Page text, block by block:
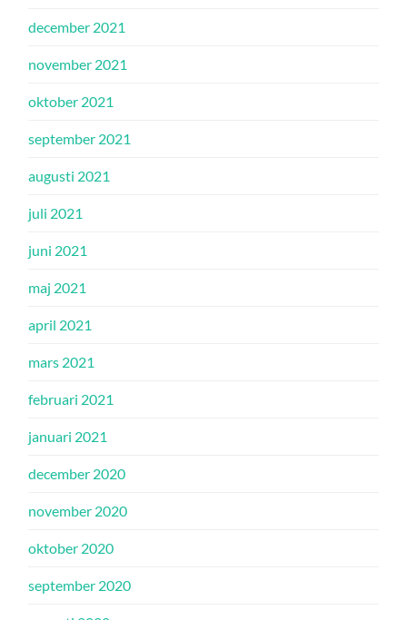
december 2021
november 2021
oktober 2021
september 2021
augusti 2021
juli 2021
juni 2021
maj 2021
april 2021
mars 2021
februari 2021
januari 2021
december 2020
november 2020
oktober 2020
september 2020